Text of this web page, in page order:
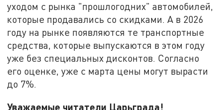
уходом с рынка "прошлогодних" автомобилей,
которые продавались со скидками. А в 2026
году на рынке появляются те транспортные
средства, которые выпускаются в этом году
уже без специальных дисконтов. Согласно
его оценке, уже с марта цены могут вырасти
до 7%.
Уважаемые читатели Царьграда!